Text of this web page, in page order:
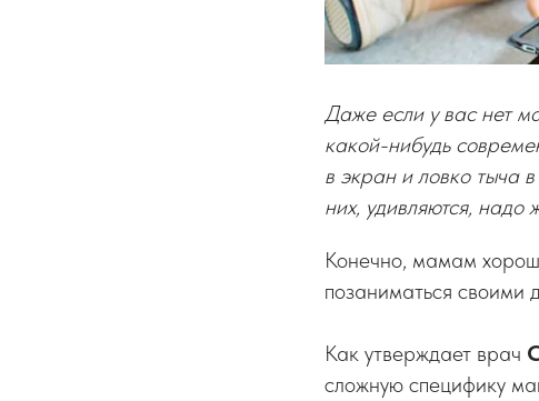
Даже если у вас нет
какой-нибудь
в экран и ловко тыча
них, удивляются,
Конечно, мамам
позаниматься своими
Как утверждает врач
сложную специфику